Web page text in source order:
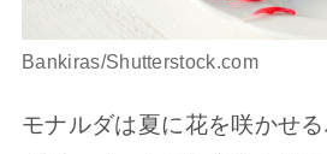
Bankiras/Shutterstock.com
モナルダは夏に花を咲かせ